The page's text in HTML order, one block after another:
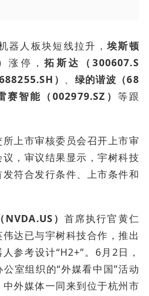
器人板块短线拉升，埃斯顿
涨停，拓斯达（300607.S
） 、 绿的谐波（68
赛智能（002979.SZ） 等跟
上市审核委员会召开上市审
，审议结果显示，宇树科技
符合发行条件、上市条件和
NVDA.US）首席执行官黄仁
达已与宇树科技合作，推出
参考设计“H2+”。6月2日，
室组织的“外媒看中国”活动
外媒体一同来到位于杭州市